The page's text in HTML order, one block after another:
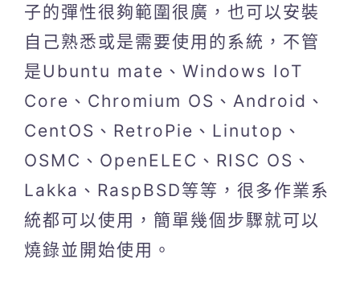
子的彈性很夠範圍很廣，也可以安裝
自己熟悉或是需要使用的系統，不管
是Ubuntu mate、Windows IoT
Core、Chromium OS、Android、
CentOS、RetroPie、Linutop、
OSMC、OpenELEC、RISC OS、
Lakka、RaspBSD等等，很多作業系
統都可以使用，簡單幾個步驟就可以
燒錄並開始使用。